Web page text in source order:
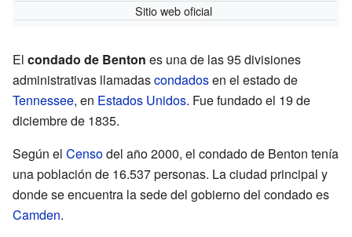
Sitio web oficial
El condado de Benton es una de las 95 divisiones
administrativas llamadascondadosen el estado de
Tennessee, en Estados Unidos. Fue fundado el 19 de
diciembre de 1835.
Según el Censodel año 2000, el condado de Benton tenía
una población de 16.537 personas. La ciudad principal y
donde se encuentra la sede del gobierno del condado es
Camden.